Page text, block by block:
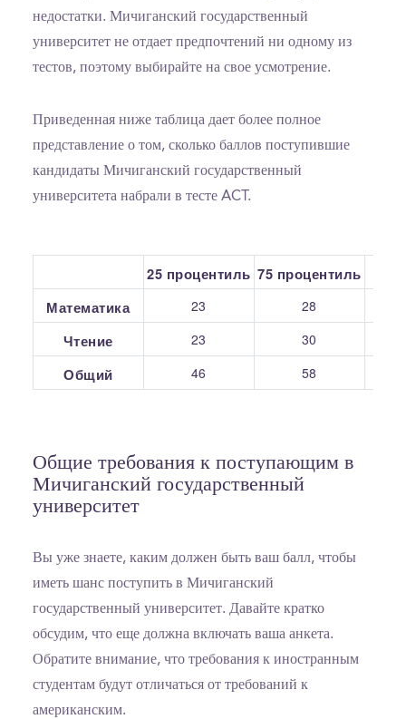
недостатки. Мичиганский государственный
университет не отдает предпочтений ни одному из
тестов, поэтому выбирайте на свое усмотрение.
Приведенная ниже таблица дает более полное
представление о том, сколько баллов поступившие
кандидаты Мичиганский государственный
университета набрали в тесте ACT.
25 процентиль 75 процентиль
Математика
23 28
Чтение 23 30
Общий 46 58
Общие требования к поступающим в
Мичиганский государственный
университет
Вы уже знаете, каким должен быть ваш балл, чтобы
иметь шанс поступить в Мичиганский
государственный университет. Давайте кратко
обсудим, что еще должна включать ваша анкета.
Обратите внимание, что требования к иностранным
студентам будут отличаться от требований к
американским.